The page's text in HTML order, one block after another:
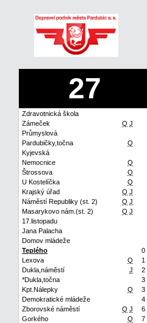
27
Zdravotnická škola
Zámeček
Q J
Průmyslová
Pardubičky,točna
Q
Kyjevská
Nemocnice
Q
Štrossova
Q
U Kostelíčka
Q
Krajský úřad
Q J
Náměstí Republiky (st. 2)
Q J
Masarykovo nám.(st. 2)
Q J
17.listopadu
Jana Palacha
Domov mládeže
Teplého
0
Lexova
Q
1
Dukla,náměstí
J
2
*Dukla,točna
3
Kpt.Nálepky
Q
3
Demokratické mládeže
4
Zborovské náměstí
Q J
6
Gorkého
Q
7